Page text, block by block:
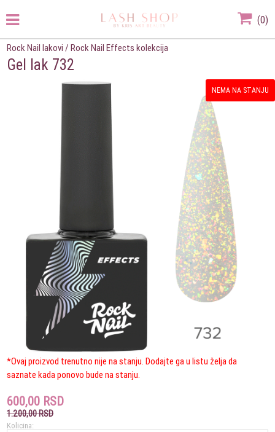
(0)
Rock Nail lakovi /Rock Nail Effects kolekcija
Gel lak 732
NEMA NA STANJU
*Ovaj proizvod trenutno nije na stanju. Dodajte ga u listu želja da
saznate kada ponovo bude na stanju.
600,00 RSD
1.200,00 RSD
Kolicina: